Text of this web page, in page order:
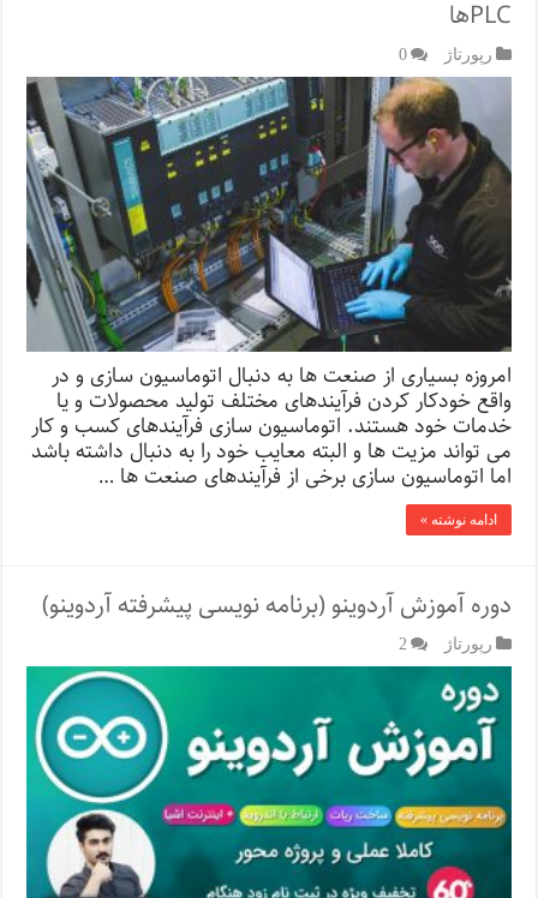
PLCها
رپورتاژ‌ 0
امروزه بسیاری از صنعت ها به دنبال اتوماسیون سازی و در
واقع خودکار کردن فرآیندهای مختلف تولید محصولات و یا
خدمات خود هستند. اتوماسیون سازی فرآیندهای کسب و کار
می تواند مزیت ها و البته معایب خود را به دنبال داشته باشد
اما اتوماسیون سازی برخی از فرآیندهای صنعت ها …
ادامه نوشته »
دوره آموزش آردوینو (برنامه نویسی پیشرفته آردوینو)
رپورتاژ‌ 2